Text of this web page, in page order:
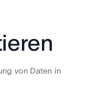
von Daten in